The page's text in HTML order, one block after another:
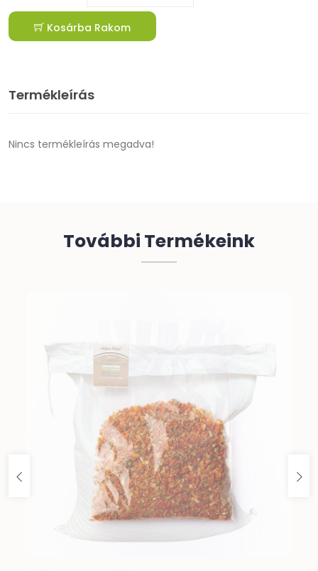
Kosárba Rakom
Termékleírás
Nincs termékleírás megadva!
További Termékeink